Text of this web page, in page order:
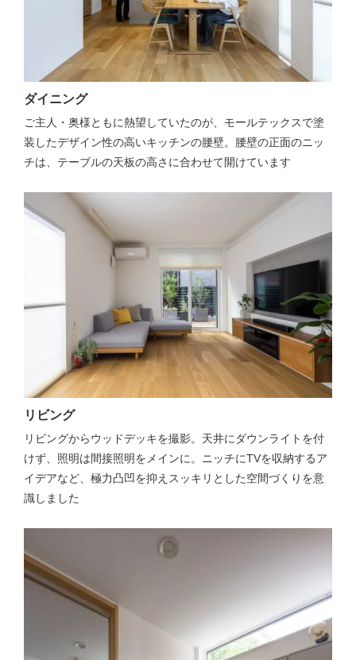
ダイニング
ご主人・奥様ともに熱望していたのが、モールテックスで塗
装したデザイン性の高いキッチンの腰壁。腰壁の正面のニッ
チは、テーブルの天板の高さに合わせて開けています
リビング
リビングからウッドデッキを撮影。天井にダウンライトを付
けず、照明は間接照明をメインに。ニッチにTVを収納するア
イデアなど、極力凸凹を抑えスッキリとした空間づくりを意
識しました